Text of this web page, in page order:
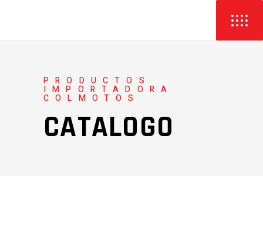
PRODUCTOS
IMPORTADORA
COLMOTOS
CATALOGO